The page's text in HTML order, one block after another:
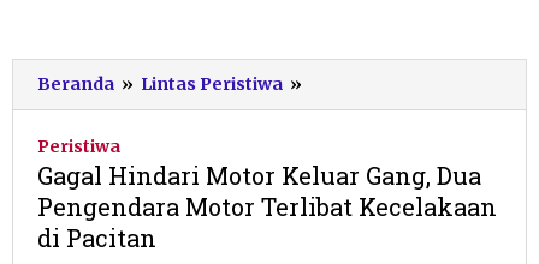
Beranda » Lintas Peristiwa »
Hindari
Gang,
Dua
Peristiwa
Gagal Hindari Motor Keluar Gang, Dua
Pengendara Motor Terlibat Kecelakaan
di Pacitan